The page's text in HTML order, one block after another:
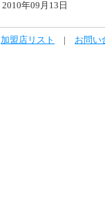
2010年09月13日
加盟店リスト お問い